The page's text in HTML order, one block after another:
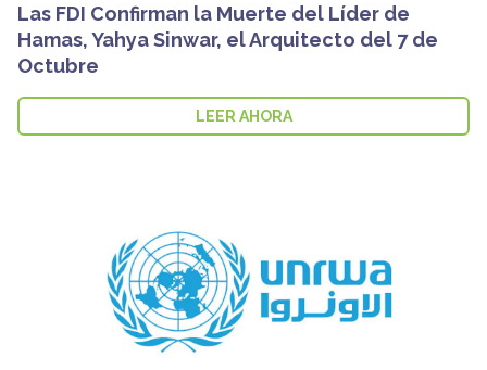
Las FDI Confirman la Muerte del Líder de
Hamas, Yahya Sinwar, el Arquitecto del 7 de
Octubre
LEER AHORA